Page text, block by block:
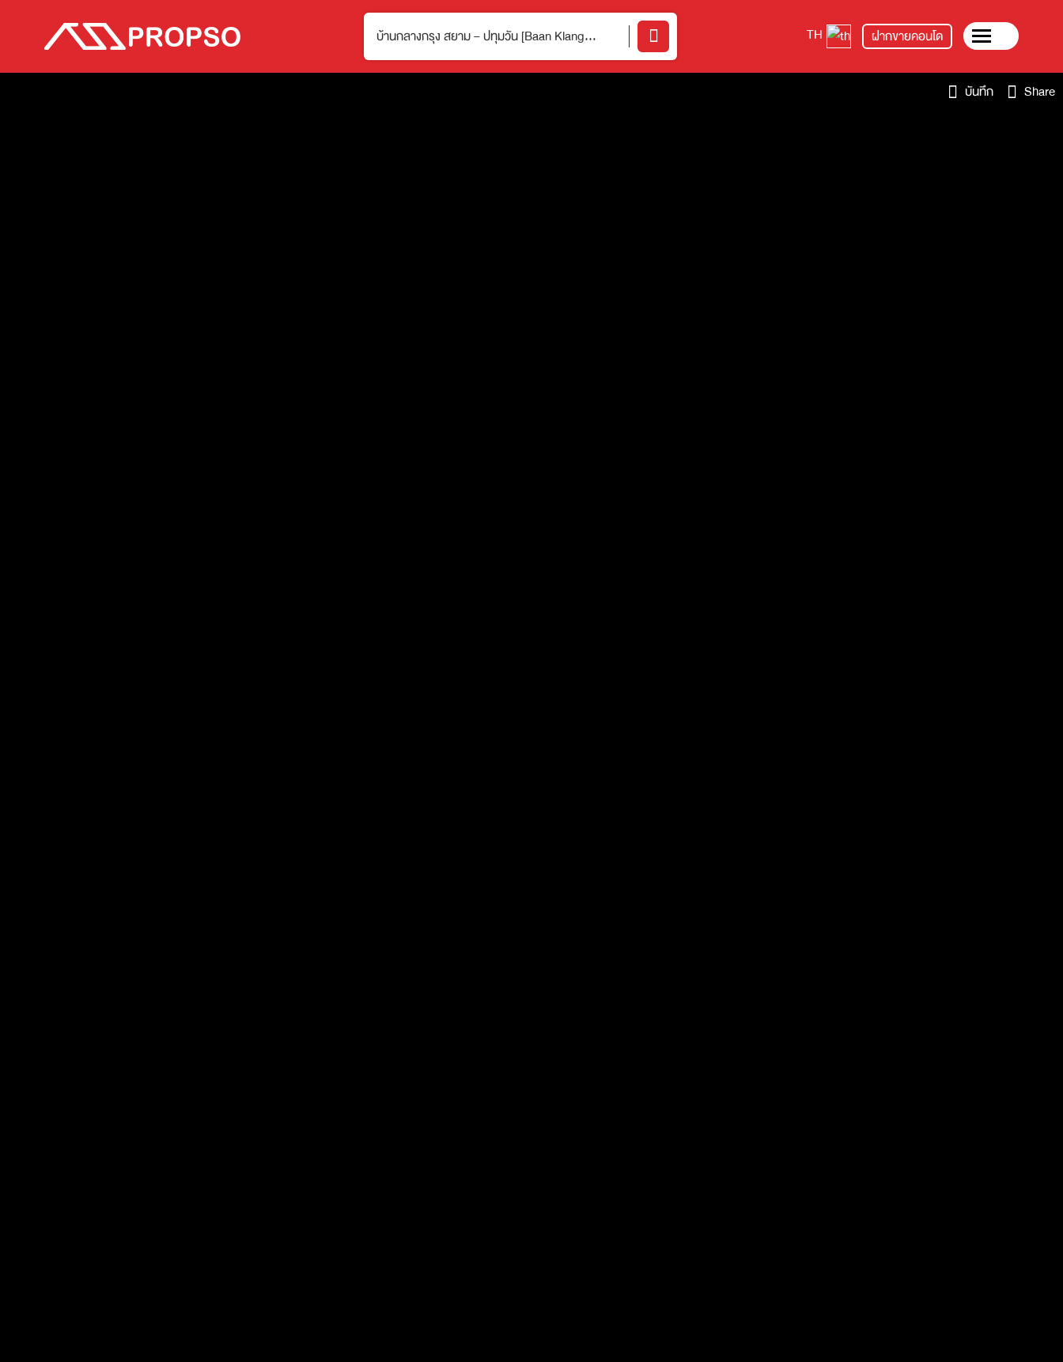
บ้านกลางกรุง สยาม – ปทุมวัน [Baan Klang
Krung Siam-Pathumwan]
TH ฝากขายคอนโด
บันทึก Share